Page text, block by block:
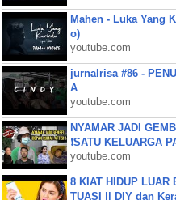
Mahen - Luka Yang
o)
youtube.com
jurnalrisa #86 -
A
youtube.com
NYAMAR JADI
❗SATU KELUARGA
youtube.com
8 KIAT HIDUP LUAR
TUASI || DIY dan